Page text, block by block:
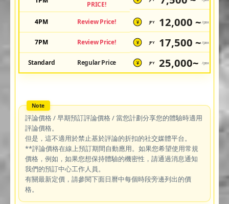
PRICE!
4PM Review Price! ¥ JPY 12,000 ~ /pax
7PM Review Price! ¥ JPY 17,500 ~ /pax
Standard Regular Price ¥ JPY 25,000~ /pax
評論價格 / 早期預訂評論價格 / 當您計劃分享您的體驗時適用
評論價格。
但是，這不適用於禁止基於評論的折扣的社交媒體平台。
**評論價格在線上預訂期間自動應用。如果您希望使用常規
價格，例如，如果您想保持體驗的機密性，請通過消息通知
我們的預訂中心工作人員。
有關最新定價，請參閱下面日曆中每個時段旁邊列出的價
格。